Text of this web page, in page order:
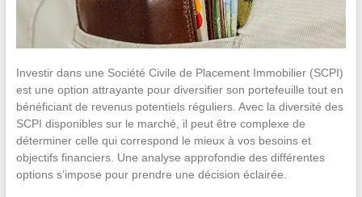
Investir dans une Société Civile de Placement Immobilier (SCPI)
est une option attrayante pour diversifier son portefeuille tout en
bénéficiant de revenus potentiels réguliers. Avec la diversité des
SCPI disponibles sur le marché, il peut être complexe de
déterminer celle qui correspond le mieux à vos besoins et
objectifs financiers. Une analyse approfondie des différentes
options s’impose pour prendre une décision éclairée.